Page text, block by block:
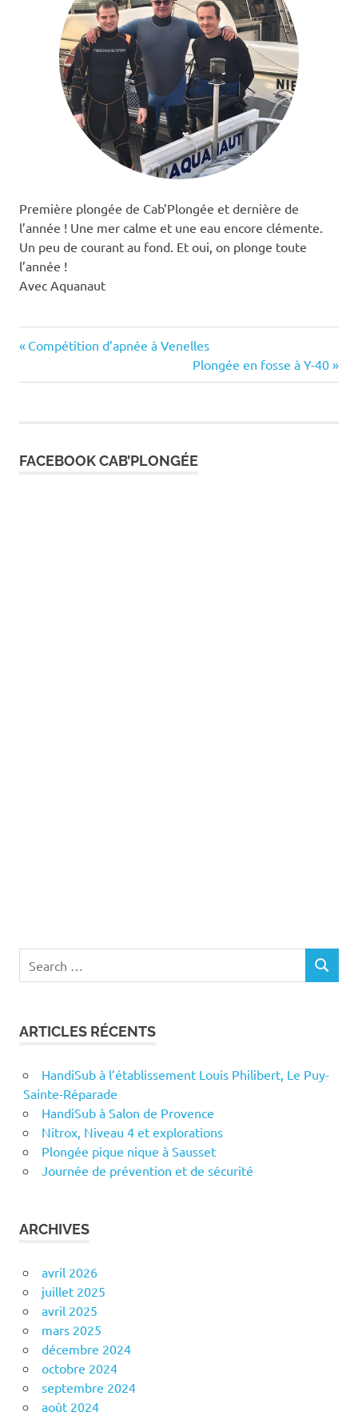
Première plongée de Cab’Plongée et dernière de
l’année ! Une mer calme et une eau encore clémente.
Un peu de courant au fond. Et oui, on plonge toute
l’année !
Avec Aquanaut
les
Navigation
de
Previous
Compétition d’apnée à Venelles
Next
Post:
Plongée en fosse à Y-40
FACEBOOK CAB’PLONGÉE
for:
SEARCH
ARTICLES RÉCENTS
HandiSub à l’établissement Louis Philibert, Le Puy-
Sainte-Réparade
HandiSub à Salon de Provence
Nitrox, Niveau 4 et explorations
Plongée pique nique à Sausset
Journée de prévention et de sécurité
ARCHIVES
avril 2026
juillet 2025
avril 2025
mars 2025
décembre 2024
octobre 2024
septembre 2024
août 2024